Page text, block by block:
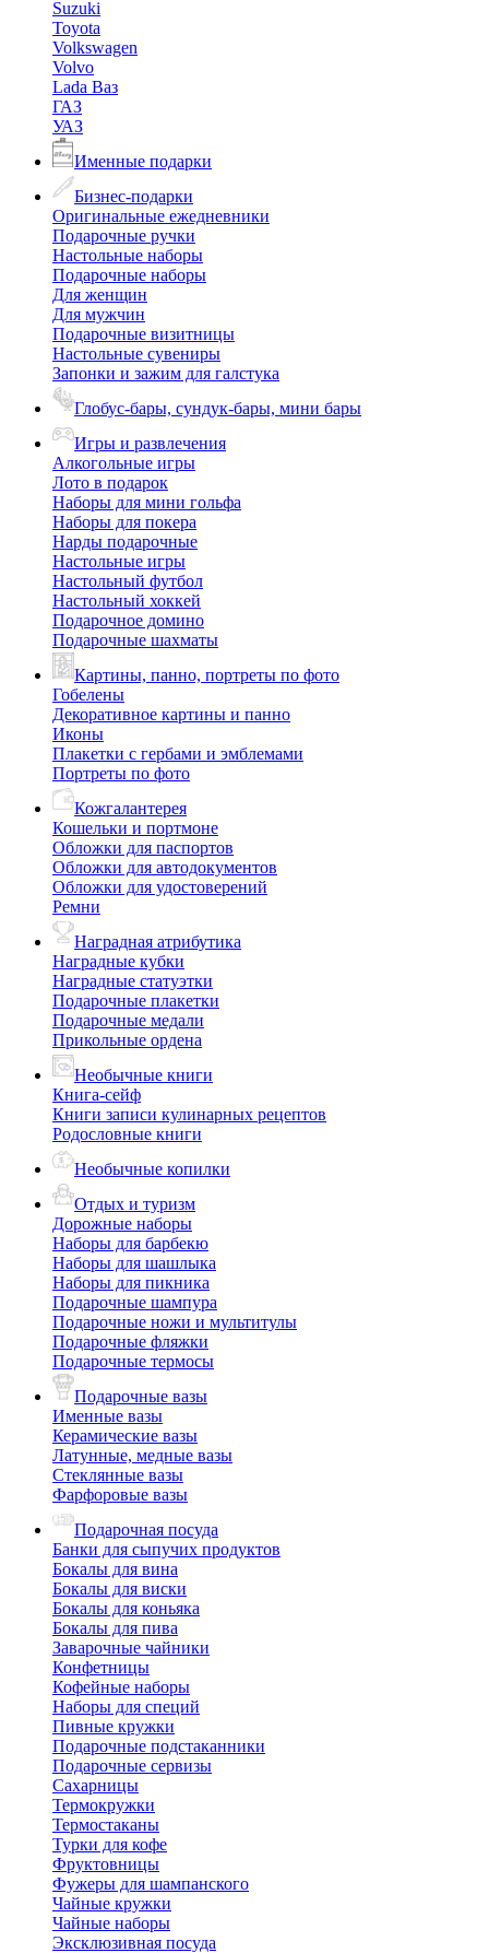
Suzuki
Toyota
Volkswagen
Volvo
Lada Ваз
ГАЗ
УАЗ
Именные подарки
Бизнес-подарки
Оригинальные ежедневники
Подарочные ручки
Настольные наборы
Подарочные наборы
Для женщин
Для мужчин
Подарочные визитницы
Настольные сувениры
Запонки и зажим для галстука
Глобус-бары, сундук-бары, мини бары
Игры и развлечения
Алкогольные игры
Лото в подарок
Наборы для мини гольфа
Наборы для покера
Нарды подарочные
Настольные игры
Настольный футбол
Настольный хоккей
Подарочное домино
Подарочные шахматы
Картины, панно, портреты по фото
Гобелены
Декоративное картины и панно
Иконы
Плакетки с гербами и эмблемами
Портреты по фото
Кожгалантерея
Кошельки и портмоне
Обложки для паспортов
Обложки для автодокументов
Обложки для удостоверений
Ремни
Наградная атрибутика
Наградные кубки
Наградные статуэтки
Подарочные плакетки
Подарочные медали
Прикольные ордена
Необычные книги
Книга-сейф
Книги записи кулинарных рецептов
Родословные книги
Необычные копилки
Отдых и туризм
Дорожные наборы
Наборы для барбекю
Наборы для шашлыка
Наборы для пикника
Подарочные шампура
Подарочные ножи и мультитулы
Подарочные фляжки
Подарочные термосы
Подарочные вазы
Именные вазы
Керамические вазы
Латунные, медные вазы
Стеклянные вазы
Фарфоровые вазы
Подарочная посуда
Банки для сыпучих продуктов
Бокалы для вина
Бокалы для виски
Бокалы для коньяка
Бокалы для пива
Заварочные чайники
Конфетницы
Кофейные наборы
Наборы для специй
Пивные кружки
Подарочные подстаканники
Подарочные сервизы
Сахарницы
Термокружки
Термостаканы
Турки для кофе
Фруктовницы
Фужеры для шампанского
Чайные кружки
Чайные наборы
Эксклюзивная посуда